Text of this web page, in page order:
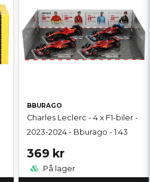
BBURAGO
Charles Leclerc - 4 x F1-biler -
2023-2024 - Bburago - 1:43
369 kr
På lager